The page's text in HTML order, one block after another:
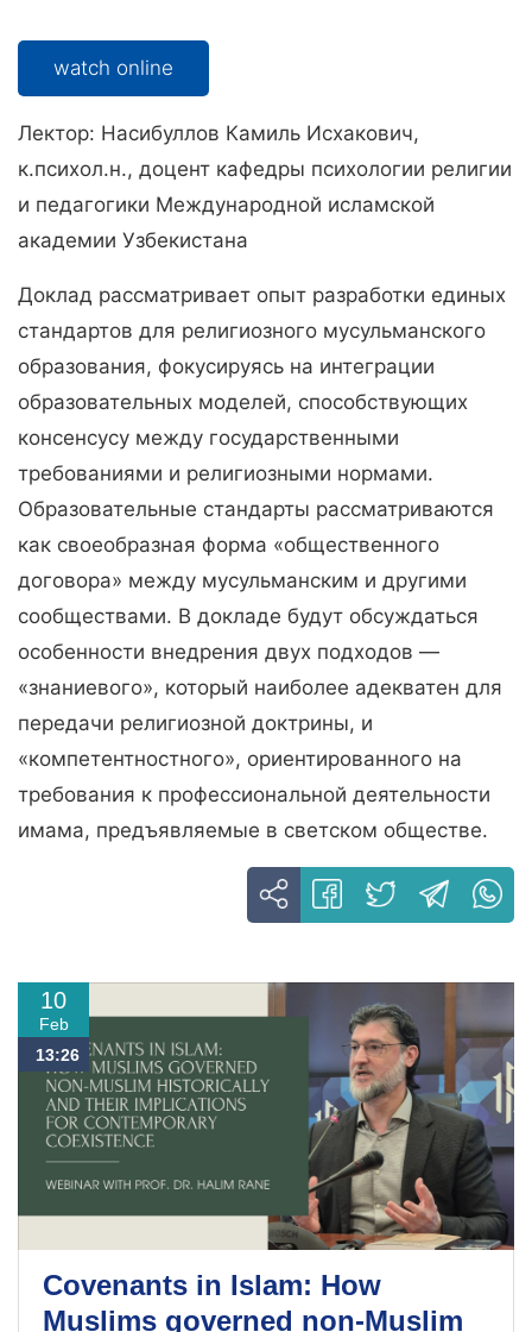
watch online
Лектор: Насибуллов Камиль Исхакович,
к.психол.н., доцент кафедры психологии религии
и педагогики Международной исламской
академии Узбекистана
Доклад рассматривает опыт разработки единых
стандартов для религиозного мусульманского
образования, фокусируясь на интеграции
образовательных моделей, способствующих
консенсусу между государственными
требованиями и религиозными нормами.
Образовательные стандарты рассматриваются
как своеобразная форма «общественного
договора» между мусульманским и другими
сообществами. В докладе будут обсуждаться
особенности внедрения двух подходов —
«знаниевого», который наиболее адекватен для
передачи религиозной доктрины, и
«компетентностного», ориентированного на
требования к профессиональной деятельности
имама, предъявляемые в светском обществе.
10
Feb
13:26
Covenants in Islam: How
Muslims governed non-Muslim